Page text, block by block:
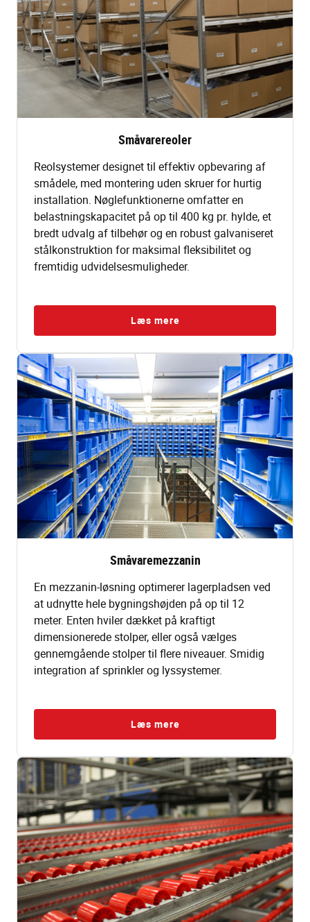
Småvarereoler
Reolsystemer designet til effektiv opbevaring af
smådele, med montering uden skruer for hurtig
installation. Nøglefunktionerne omfatter en
belastningskapacitet på op til 400 kg pr. hylde, et
bredt udvalg af tilbehør og en robust galvaniseret
stålkonstruktion for maksimal fleksibilitet og
fremtidig udvidelsesmuligheder.
Læs mere
Småvaremezzanin
En mezzanin-løsning optimerer lagerpladsen ved
at udnytte hele bygningshøjden på op til 12
meter. Enten hviler dækket på kraftigt
dimensionerede stolper, eller også vælges
gennemgående stolper til flere niveauer. Smidig
integration af sprinkler og lyssystemer.
Læs mere